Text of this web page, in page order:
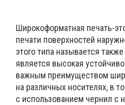
Широкоформатная печать-
печати поверхностей
этого типа называется
является высокая
важным преимуществом
на различных носителях, в
с использованием чернил с